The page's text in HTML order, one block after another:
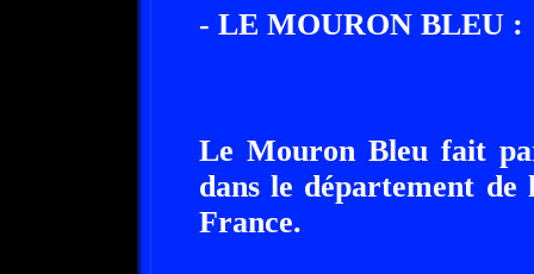
- LE MOURON BLEU :
Le Mouron Bleu fait
dans le département
France.